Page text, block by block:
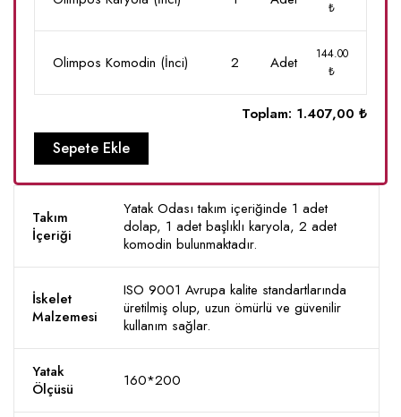
₺
Olimpos Komodin (İnci) 2 Adet
144.00
₺
Toplam: 1.407,00 ₺
Sepete Ekle
Takım
İçeriği
Yatak Odası takım içeriğinde 1 adet
dolap, 1 adet başlıklı karyola, 2 adet
komodin bulunmaktadır.
İskelet
Malzemesi
ISO 9001 Avrupa kalite standartlarında
üretilmiş olup, uzun ömürlü ve güvenilir
kullanım sağlar.
Yatak
Ölçüsü
160*200